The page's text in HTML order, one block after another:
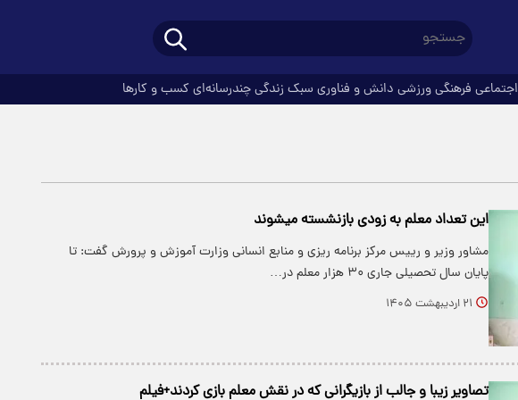
اجتماعی فرهنگیورزشی دانش و فناوری سبک زندگیچندرسانه‌ای کسب و کارها
این تعداد معلم به زودی بازنشسته میشوند
مشاور وزیر و رییس مرکز برنامه ریزی و منابع انسانی وزارت آموزش و پرورش گفت: تا
پایان سال تحصیلی جاری ۳۰ هزار معلم در…
۲۱ اردیبهشت ۱۴۰۵
تصاویر زیبا و جالب از بازیگرانی که در نقش معلم بازی کردند+فیلم